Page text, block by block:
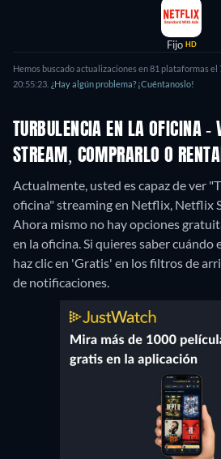
Fijo HD
Hemos buscado actualizaciones en 81 plataformas el
20:55:23. ¿Hay algún problema? ¡Cuéntanoslo!
TURBULENCIA EN LA OFICINA -
STREAM, COMPRARLO O
Actualmente, usted es capaz de ver
oficina" streaming en Netflix, Netflix
Ahora mismo no hay opciones
en la oficina. Si quieres saber
haz clic en 'Gratis' en los filtros de
de notificaciones.